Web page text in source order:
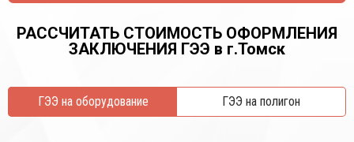
РАССЧИТАТЬ СТОИМОСТЬ ОФОРМЛЕНИЯ
ЗАКЛЮЧЕНИЯ ГЭЭ в г.Томск
ГЭЭ на оборудование ГЭЭ на полигон